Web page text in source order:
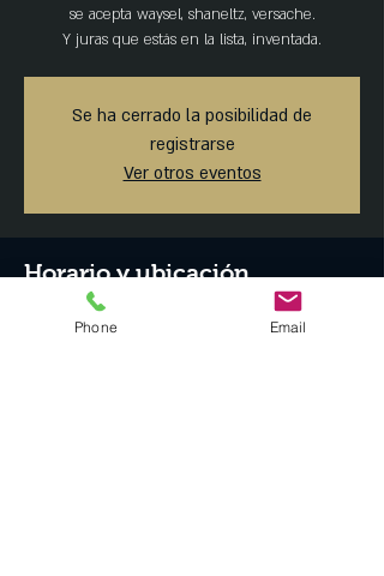
se acepta waysel, shaneltz, versache.
Y juras que estás en la lista, inventada.
Se ha cerrado la posibilidad de
registrarse
Ver otros eventos
Horario y ubicación
15 jun 2019, 7:00 p.m.
Phone Email